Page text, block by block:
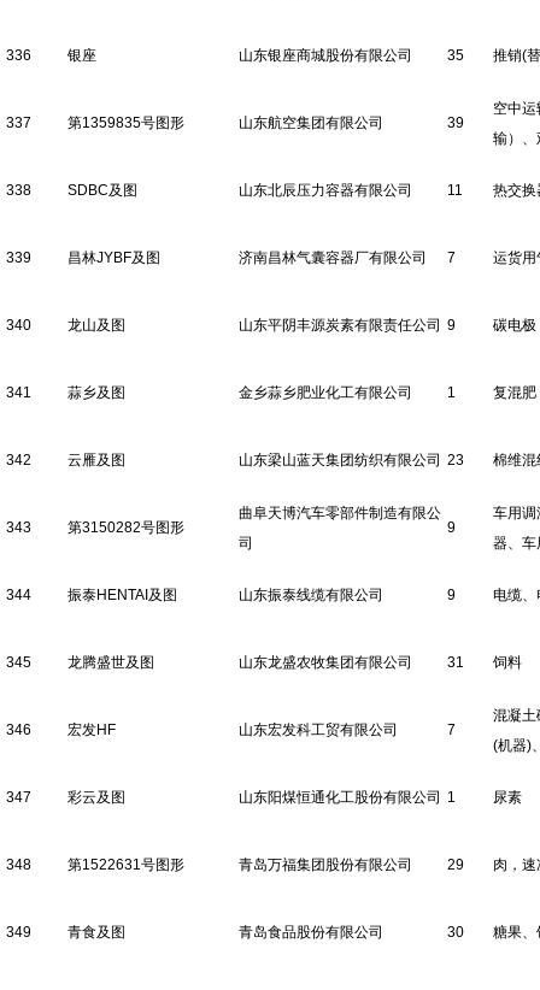
336 银座 山东银座商城股份有限公司 35 推销(
337 第1359835号图形 山东航空集团有限公司 39
空中
输）、
338 SDBC及图 山东北辰压力容器有限公司 11 热交换
339 昌林JYBF及图 济南昌林气囊容器厂有限公司 7 运货用
340 龙山及图 山东平阴丰源炭素有限责任公司 9 碳电极
341 蒜乡及图 金乡蒜乡肥业化工有限公司 1 复混肥
342 云雁及图 山东梁山蓝天集团纺织有限公司 23 棉维混
343 第3150282号图形
曲阜天博汽车零部件制造有限公
司
9
车用调
器、车
344 振泰HENTAI及图 山东振泰线缆有限公司 9 电缆、
345 龙腾盛世及图 山东龙盛农牧集团有限公司 31 饲料
346 宏发HF 山东宏发科工贸有限公司 7
混凝土
(机器)
347 彩云及图 山东阳煤恒通化工股份有限公司 1 尿素
348 第1522631号图形 青岛万福集团股份有限公司 29 肉，
349 青食及图 青岛食品股份有限公司 30 糖果、